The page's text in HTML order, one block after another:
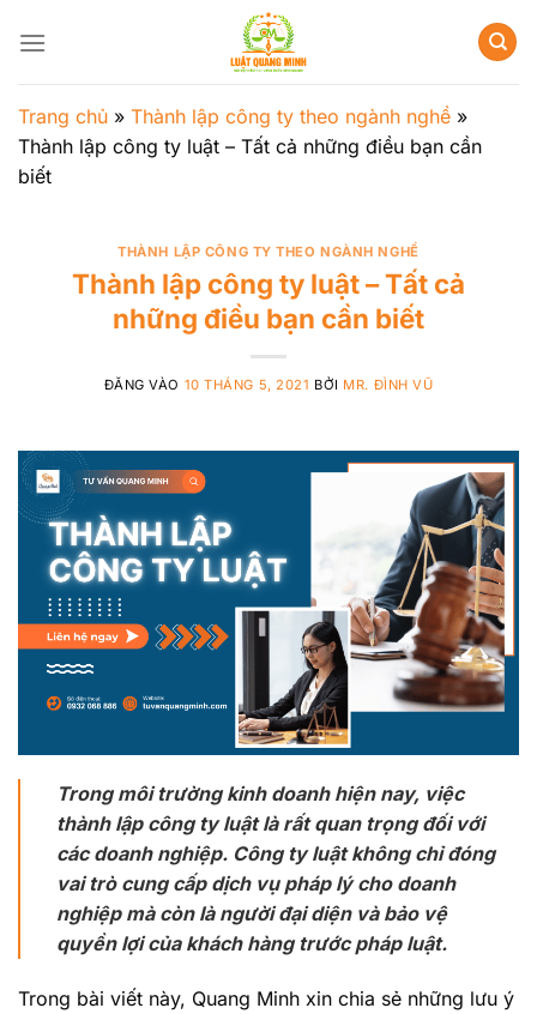
qua
dung
Trang chủ » Thành lập công ty theo ngành nghề »
Thành lập công ty luật – Tất cả những điều bạn cần
biết
THÀNH LẬP CÔNG TY THEO NGÀNH NGHỀ
Thành lập công ty luật – Tất cả
những điều bạn cần biết
ĐĂNG VÀO 10 THÁNG 5, 2021 BỞI MR. ĐÌNH VŨ
Trong môi trường kinh doanh hiện nay, việc
thành lập công ty luật là rất quan trọng đối với
các doanh nghiệp. Công ty luật không chỉ đóng
vai trò cung cấp dịch vụ pháp lý cho doanh
nghiệp mà còn là người đại diện và bảo vệ
quyền lợi của khách hàng trước pháp luật.
Trong bài viết này, Quang Minh xin chia sẻ những lưu ý